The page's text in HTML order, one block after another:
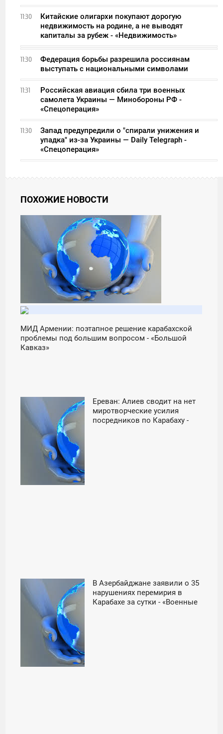
11:30
Китайские олигархи покупают дорогую
недвижимость на родине, а не выводят
капиталы за рубеж - «Недвижимость»
11:30
Федерация борьбы разрешила россиянам
выступать с национальными символами
11:31
Российская авиация сбила три военных
самолета Украины — Минобороны РФ -
«Спецоперация»
11:30
Запад предупредили о "спирали унижения и
упадка" из-за Украины — Daily Telegraph -
«Спецоперация»
ПОХОЖИЕ НОВОСТИ
МИД Армении: поэтапное решение карабахской
проблемы под большим вопросом - «Большой
Кавказ»
Ереван: Алиев сводит на нет
миротворческие усилия
посредников по Карабаху -
В Азербайджане заявили о 35
нарушениях перемирия в
Карабахе за сутки - «Военные